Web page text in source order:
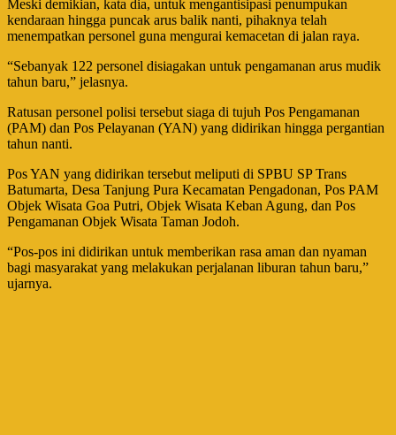
Meski demikian, kata dia, untuk mengantisipasi penumpukan
kendaraan hingga puncak arus balik nanti, pihaknya telah
menempatkan personel guna mengurai kemacetan di jalan raya.
“Sebanyak 122 personel disiagakan untuk pengamanan arus mudik
tahun baru,” jelasnya.
Ratusan personel polisi tersebut siaga di tujuh Pos Pengamanan
(PAM) dan Pos Pelayanan (YAN) yang didirikan hingga pergantian
tahun nanti.
Pos YAN yang didirikan tersebut meliputi di SPBU SP Trans
Batumarta, Desa Tanjung Pura Kecamatan Pengadonan, Pos PAM
Objek Wisata Goa Putri, Objek Wisata Keban Agung, dan Pos
Pengamanan Objek Wisata Taman Jodoh.
“Pos-pos ini didirikan untuk memberikan rasa aman dan nyaman
bagi masyarakat yang melakukan perjalanan liburan tahun baru,”
ujarnya.